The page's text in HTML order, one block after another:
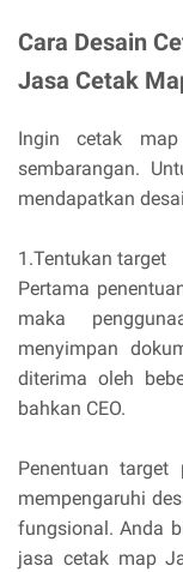
Cara Desain
Jasa Cetak
Ingin cetak
sembarangan.
mendapatkan
1.Tentukan target
Pertama
maka
menyimpan
diterima oleh
bahkan CEO.
Penentuan
mempengaruhi
fungsional. Anda
jasa cetak map